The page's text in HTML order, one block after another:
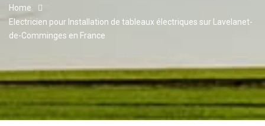
Home
Electricien pour Installation de tableaux électriques sur Lavelanet-
de-Comminges en France